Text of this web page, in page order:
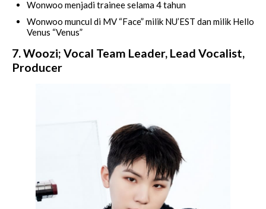
Wonwoo menjadi trainee selama 4 tahun
Wonwoo muncul di MV “Face” milik NU’EST dan milik Hello
Venus “Venus”
7. Woozi; Vocal Team Leader, Lead Vocalist,
Producer